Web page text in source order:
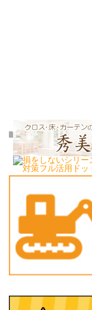
リフォーム, 施工実績例